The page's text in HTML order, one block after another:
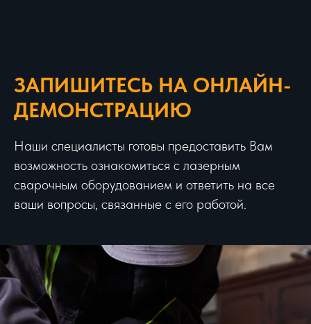
ЗАПИШИТЕСЬ НА ОНЛАЙН-
ДЕМОНСТРАЦИЮ
Наши специалисты готовы предоставить Вам
возможность ознакомиться с лазерным
сварочным оборудованием и ответить на все
ваши вопросы, связанные с его работой.